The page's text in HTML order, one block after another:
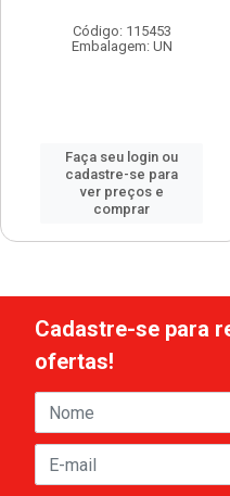
Código: 115453
Embalagem: UN
Faça seu login ou
cadastre-se para
ver preços e
comprar
Cadastre-se para
ofertas!